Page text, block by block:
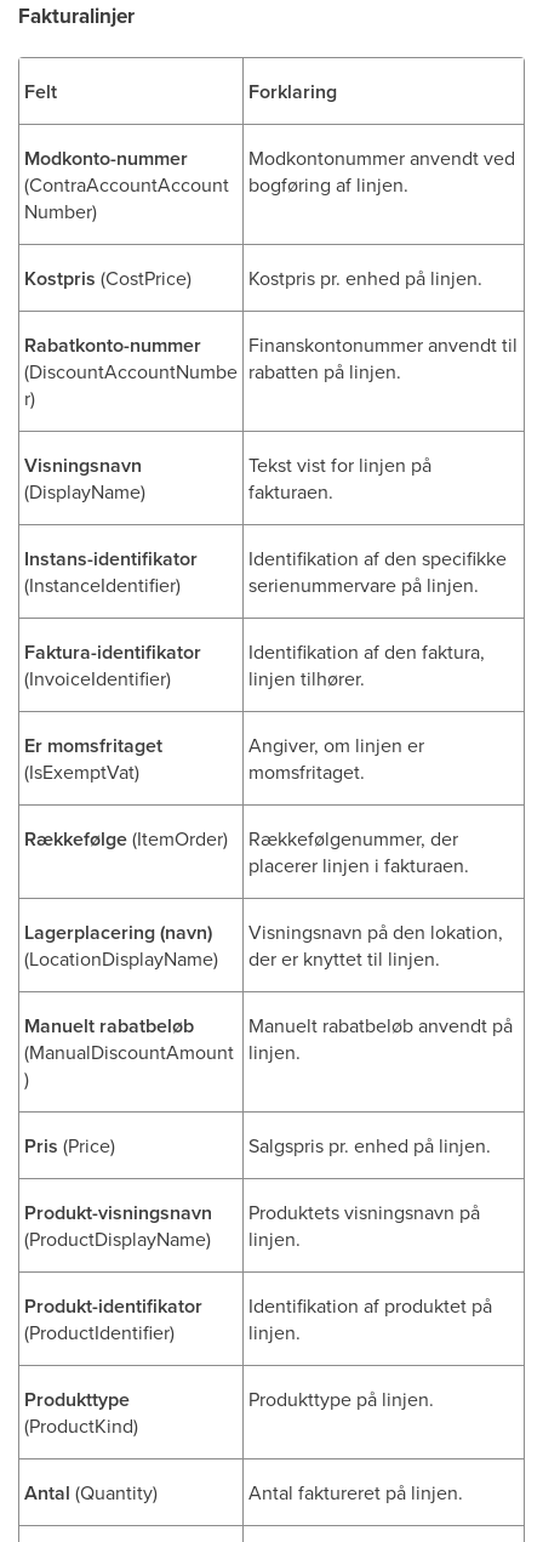
Fakturalinjer
Felt Forklaring
Modkonto-nummer
(ContraAccountAccount
Number)
Modkontonummer anvendt ved
bogføring af linjen.
Kostpris (CostPrice) Kostpris pr. enhed på linjen.
Rabatkonto-nummer
(DiscountAccountNumbe
r)
Finanskontonummer anvendt til
rabatten på linjen.
Visningsnavn
(DisplayName)
Tekst vist for linjen på
fakturaen.
Instans-identifikator
(InstanceIdentifier)
Identifikation af den specifikke
serienummervare på linjen.
Faktura-identifikator
(InvoiceIdentifier)
Identifikation af den faktura,
linjen tilhører.
Er momsfritaget
(IsExemptVat)
Angiver, om linjen er
momsfritaget.
Rækkefølge(ItemOrder)
Rækkefølgenummer, der
placerer linjen i fakturaen.
Lagerplacering (navn)
(LocationDisplayName)
Visningsnavn på den lokation,
der er knyttet til linjen.
Manuelt rabatbeløb
(ManualDiscountAmount
)
Manuelt rabatbeløb anvendt på
linjen.
Pris (Price) Salgspris pr. enhed på linjen.
Produkt-visningsnavn
(ProductDisplayName)
Produktets visningsnavn på
linjen.
Produkt-identifikator
(ProductIdentifier)
Identifikation af produktet på
linjen.
Produkttype
(ProductKind)
Produkttype på linjen.
Antal (Quantity) Antal faktureret på linjen.